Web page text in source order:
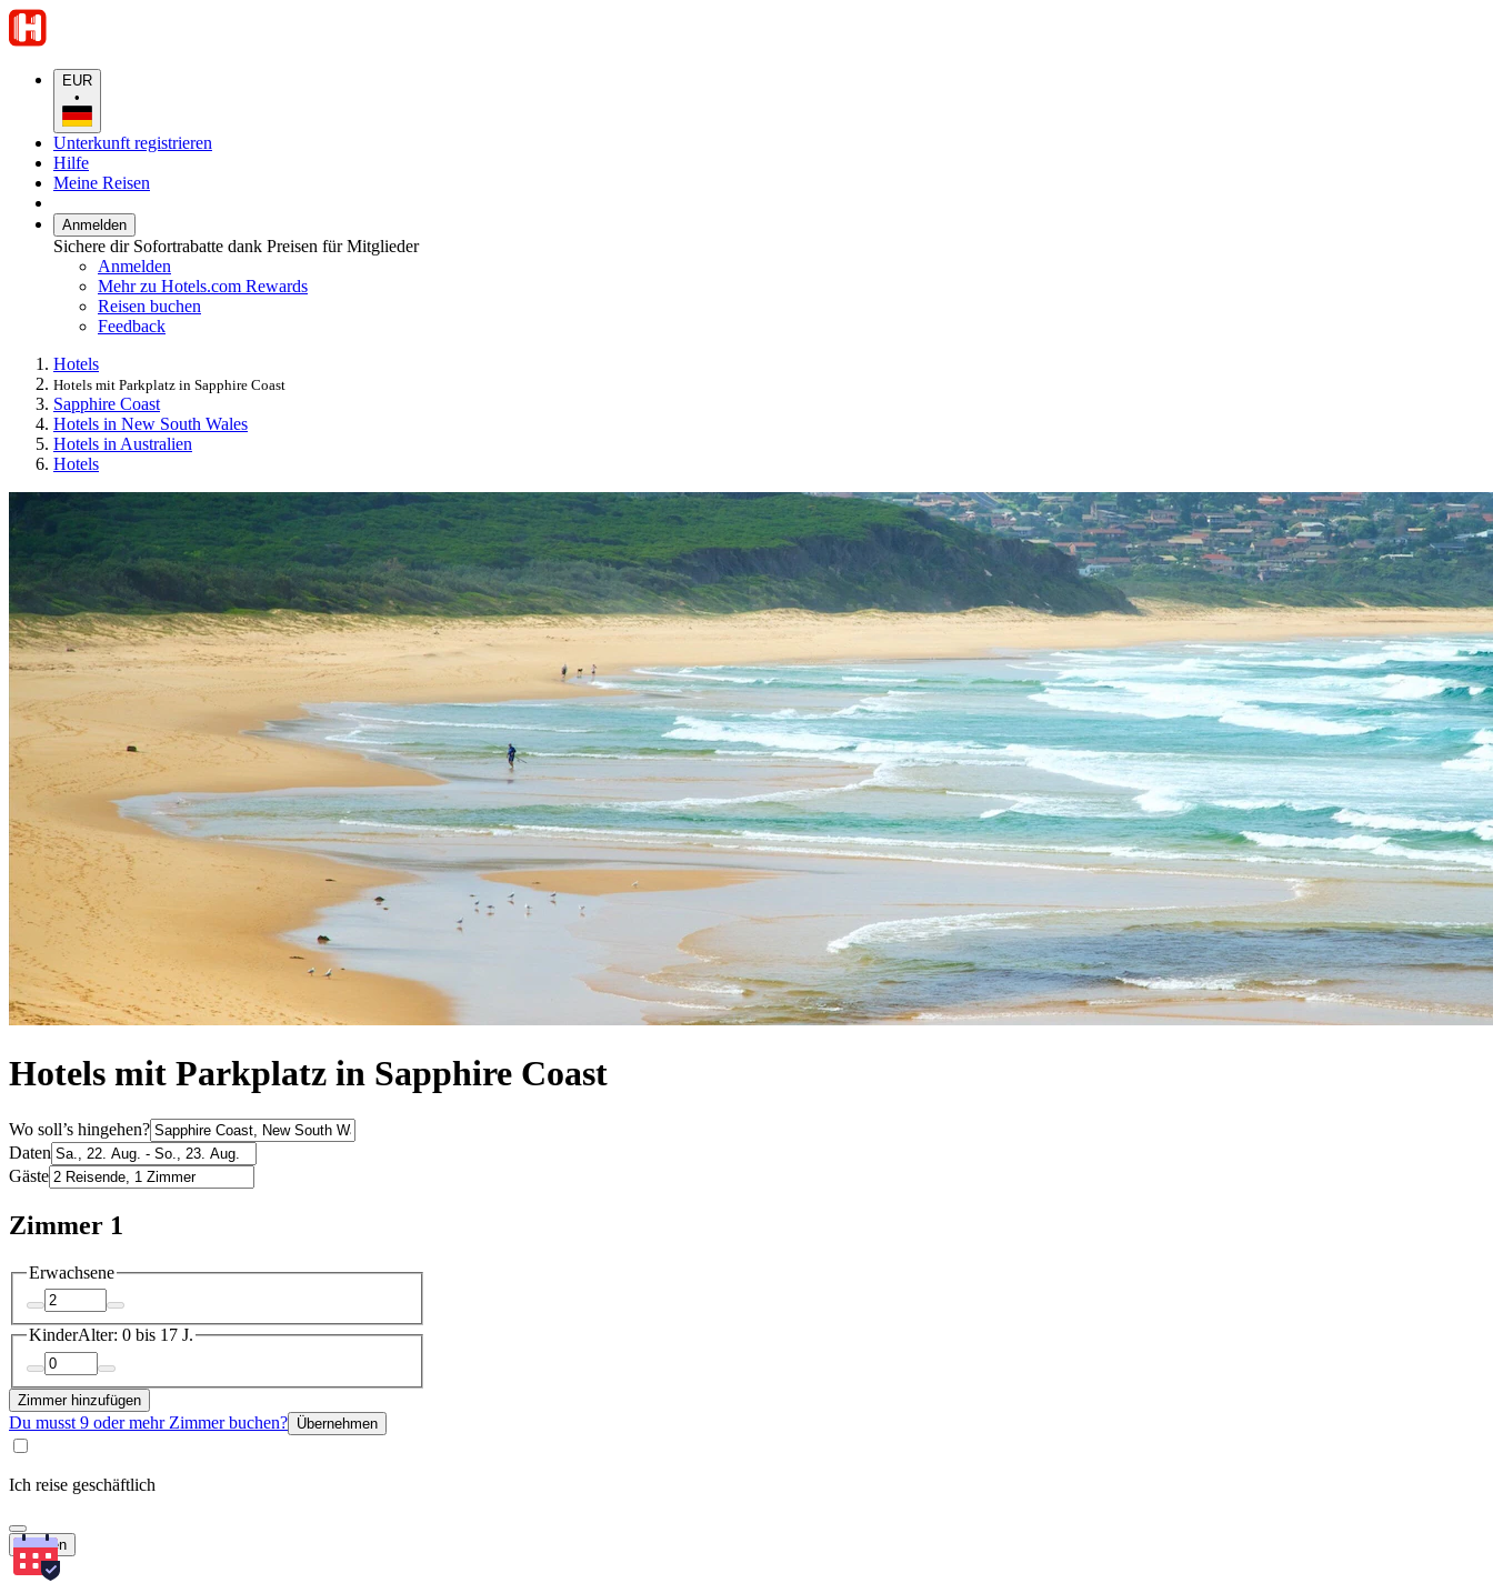
EUR
•
Unterkunft registrieren
Hilfe
Meine Reisen
Anmelden
Sichere dir Sofortrabatte dank Preisen für Mitglieder
Anmelden
Mehr zu Hotels.com Rewards
Reisen buchen
Feedback
Hotels
Hotels mit Parkplatz in Sapphire Coast
Sapphire Coast
Hotels in New South Wales
Hotels in Australien
Hotels
Hotels mit Parkplatz in Sapphire Coast
Wo soll’s hingehen?
Daten
Gäste
Zimmer 1
Erwachsene
KinderAlter: 0 bis 17 J.
Zimmer hinzufügen
Du musst 9 oder mehr Zimmer buchen? Übernehmen
Ich reise geschäftlich
Suchen